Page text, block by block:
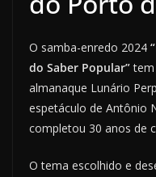
O samba-enredo 2024
do Saber Popular”
almanaque Lunário
espetáculo de Antônio
completou 30 anos de
O tema escolhido e